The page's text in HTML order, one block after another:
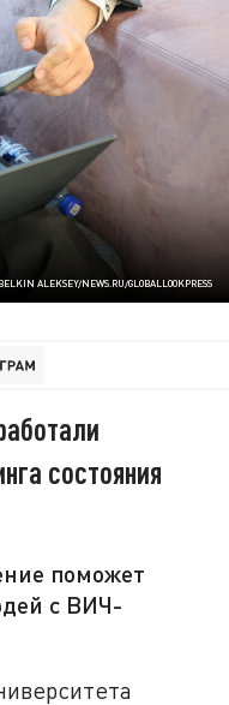
BELKIN ALEKSEY/NEWS.RU/GLOBALLOOKPRESS
состояния
поможет
с ВИЧ-